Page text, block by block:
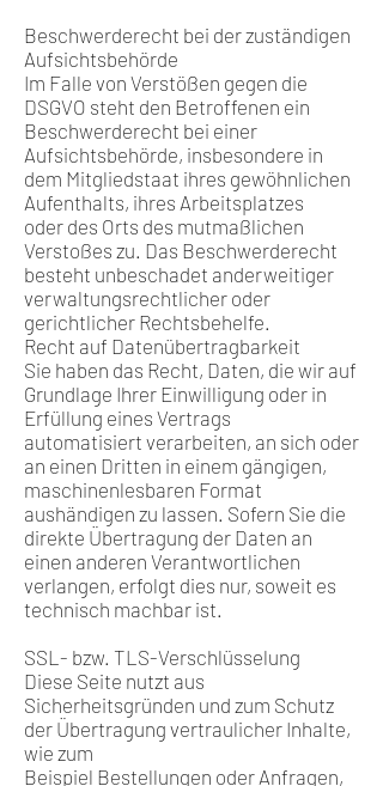
Beschwerderecht bei der zuständigen
Aufsichtsbehörde
Im Falle von Verstößen gegen die
DSGVO steht den Betroffenen ein
Beschwerderecht bei einer
Aufsichtsbehörde, insbesondere in
dem Mitgliedstaat ihres gewöhnlichen
Aufenthalts, ihres Arbeitsplatzes
oder des Orts des mutmaßlichen
Verstoßes zu. Das Beschwerderecht
besteht unbeschadet anderweitiger
verwaltungsrechtlicher oder
gerichtlicher Rechtsbehelfe.
Recht auf Datenübertragbarkeit
Sie haben das Recht, Daten, die wir auf
Grundlage Ihrer Einwilligung oder in
Erfüllung eines Vertrags
automatisiert verarbeiten, an sich oder
an einen Dritten in einem gängigen,
maschinenlesbaren Format
aushändigen zu lassen. Sofern Sie die
direkte Übertragung der Daten an
einen anderen Verantwortlichen
verlangen, erfolgt dies nur, soweit es
technisch machbar ist.
SSL- bzw. TLS-Verschlüsselung
Diese Seite nutzt aus
Sicherheitsgründen und zum Schutz
der Übertragung vertraulicher Inhalte,
wie zum
Beispiel Bestellungen oder Anfragen,